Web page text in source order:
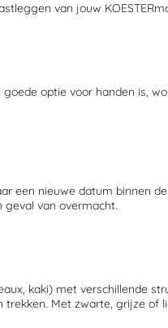
van jouw
optie voor handen is,
een nieuwe datum binnen
geval van overmacht.
kaki) met verschillende
Met zwarte, grijze